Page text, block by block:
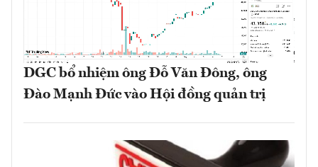
DGC bổ nhiệm ông Đỗ Văn Đông, ông
Đào Mạnh Đức vào Hội đồng quản trị